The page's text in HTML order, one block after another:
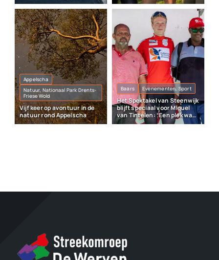
Appelscha
Natuur, Nationaal Park Drents-
Friese Wold
Vijf keer op avontuur in de
natuur rond Appelscha
Baars Evenementen, Sport
Het Spektakel van Steenwijk
blijft speciaal voor Miguel
van Tintelen: “Een plek waar
veel herinneringen liggen”